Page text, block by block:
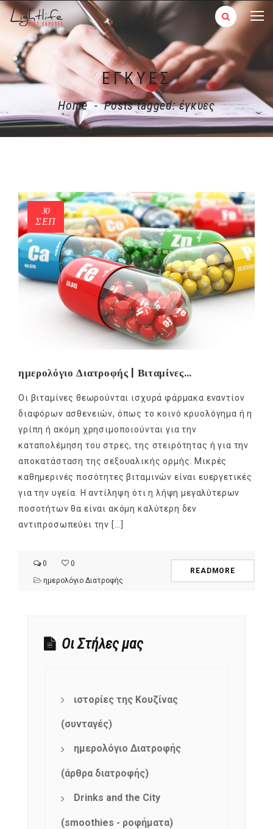
ΈΓΚΥΕΣ
Home - Posts tagged: έγκυες
30
ΣΕΠ
ημερολόγιο Διατροφής | Βιταμίνες…
Οι βιταμίνες θεωρούνται ισχυρά φάρμακα εναντίον
διαφόρων ασθενειών, όπως το κοινό κρυολόγημα ή η
γρίπη ή ακόμη χρησιμοποιούνται για την
καταπολέμηση του στρες, της στειρότητας ή για την
αποκατάσταση της σεξουαλικής ορμής. Μικρές
καθημερινές ποσότητες βιταμινών είναι ευεργετικές
για την υγεία. Η αντίληψη ότι η λήψη μεγαλύτερων
ποσοτήτων θα είναι ακόμη καλύτερη δεν
αντιπροσωπεύει την […]
0
0
ημερολόγιο Διατροφής
READMORE
Οι Στήλες μας
ιστορίες της Κουζίνας
(συνταγές)
ημερολόγιο Διατροφής
(άρθρα διατροφής)
Drinks and the City
(smoothies - ροφήματα)